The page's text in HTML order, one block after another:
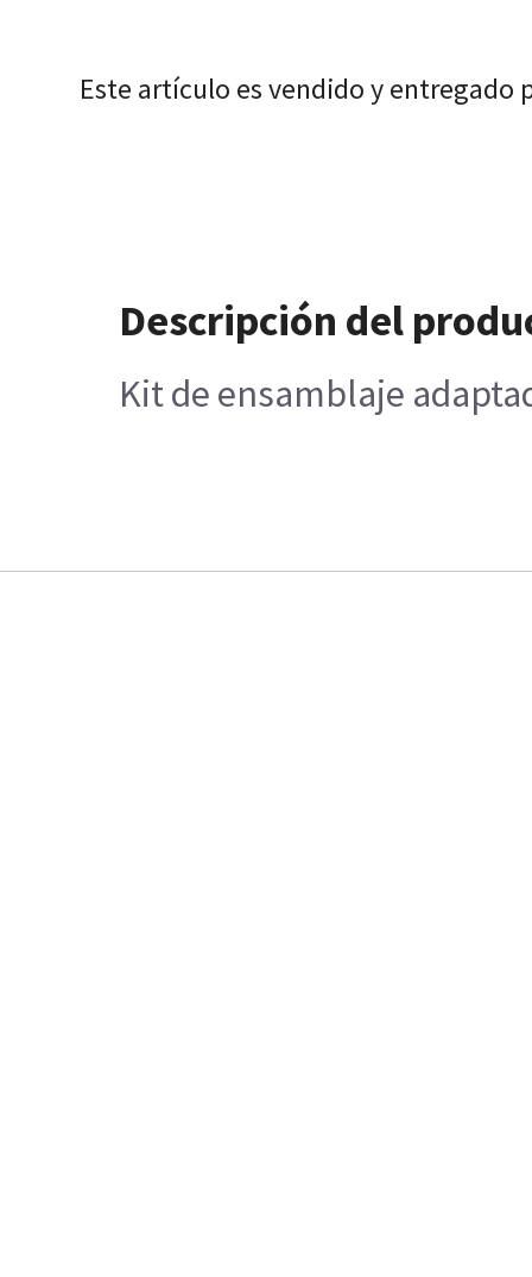
Este artículo es vendido y entregado
Descripción del
Kit de ensamblaje